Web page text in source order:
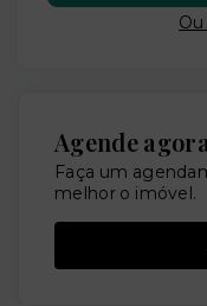
Ou
Agende
Faça um
melhor o imóvel.